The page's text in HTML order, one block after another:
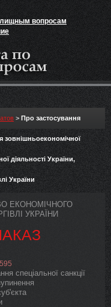
вопросам
> Про застосування
зовнішньоекономічної
діяльності України,
України
ЕКОНОМІЧНОГО
УКРАЇНИ
спеціальної санкції